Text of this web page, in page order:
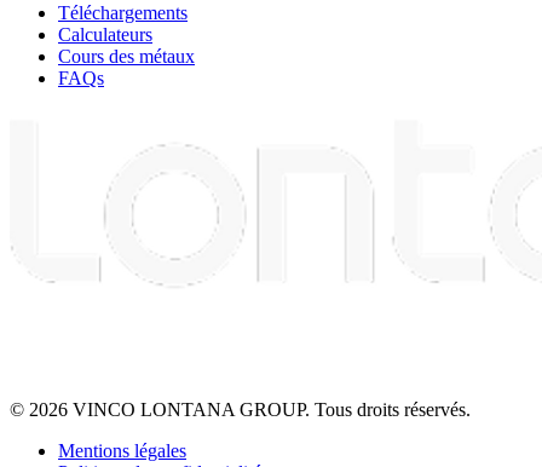
Téléchargements
Calculateurs
Cours des métaux
FAQs
© 2026 VINCO LONTANA GROUP. Tous droits réservés.
Mentions légales